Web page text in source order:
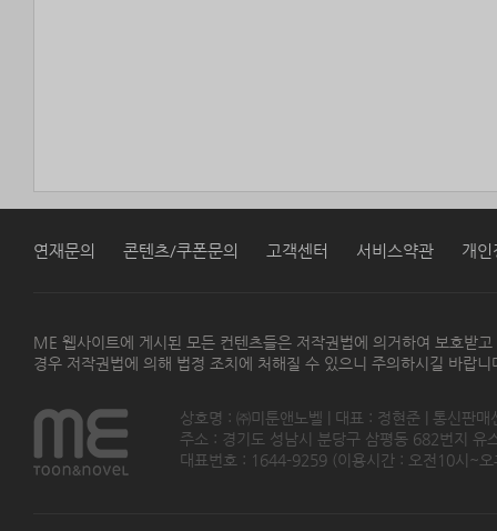
연재문의 콘텐츠/쿠폰문의 고객센터 서비스약관 개인
ME 웹사이트에 게시된 모든 컨텐츠들은 저작권법에 의거하여 보호받
경우 저작권법에 의해 법정 조치에 처해질 수 있으니 주의하시길 바랍니
상호명 : ㈜미툰앤노벨 | 대표 : 정현준 | 통신판
주소 : 경기도 성남시 분당구 삼평동 682번지
대표번호 : 1644-9259 (이용시간 : 오전10시~